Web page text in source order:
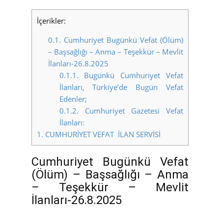
İçerikler:
0.1. Cumhuriyet Bugünkü Vefat (Ölüm)
– Başsağlığı – Anma – Teşekkür – Mevlit
İlanları-26.8.2025
0.1.1. Bugünkü Cumhuriyet Vefat
İlanları, Türkiye’de Bugün Vefat
Edenler;
0.1.2. Cumhuriyet Gazetesi Vefat
İlanları:
1. CUMHURİYET VEFAT İLAN SERVİSİ
Cumhuriyet Bugünkü Vefat
(Ölüm) – Başsağlığı – Anma
– Teşekkür – Mevlit
İlanları-26.8.2025